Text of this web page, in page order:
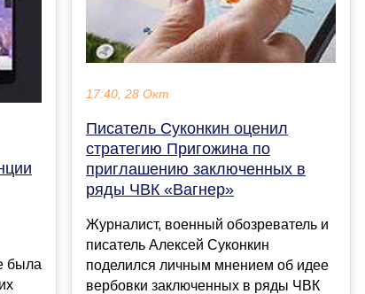
была
17:40, 28 Окт
Писатель Суконкин оценил
стратегию Пригожина по
приглашению заключенных в
ряды ЧВК «Вагнер»
Журналист, военный обозреватель и
писатель Алексей Суконкин
поделился личным мнением об идее
вербовки заключенных в ряды ЧВК